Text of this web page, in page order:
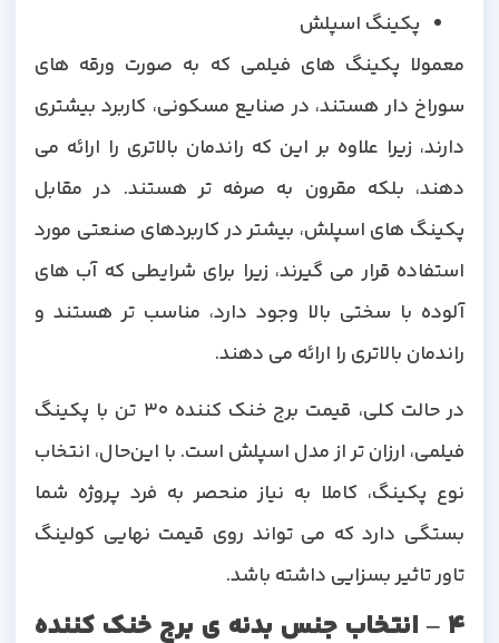
پکینگ اسپلش
معمولا پکینگ های فیلمی که به صورت ورقه های
سوراخ دار هستند، در صنایع مسکونی، کاربرد بیشتری
دارند، زیرا علاوه بر این که راندمان بالاتری را ارائه می
دهند، بلکه مقرون به صرفه تر هستند. در مقابل
پکینگ های اسپلش، بیشتر در کاربردهای صنعتی مورد
استفاده قرار می گیرند، زیرا برای شرایطی که آب های
آلوده با سختی بالا وجود دارد، مناسب تر هستند و
راندمان بالاتری را ارائه می دهند.
در حالت کلی، قیمت برج خنک کننده 30 تن با پکینگ
فیلمی، ارزان تر از مدل اسپلش است. با این‌حال، انتخاب
نوع پکینگ، کاملا به نیاز منحصر به فرد پروژه شما
بستگی دارد که می تواند روی قیمت نهایی کولینگ
تاور تاثیر بسزایی داشته باشد.
4 – انتخاب جنس بدنه ی برج خنک کننده